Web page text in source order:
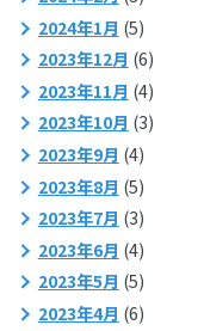
2024年1月 (5)
2023年12月 (6)
2023年11月 (4)
2023年10月 (3)
2023年9月 (4)
2023年8月 (5)
2023年7月 (3)
2023年6月 (4)
2023年5月 (5)
2023年4月 (6)